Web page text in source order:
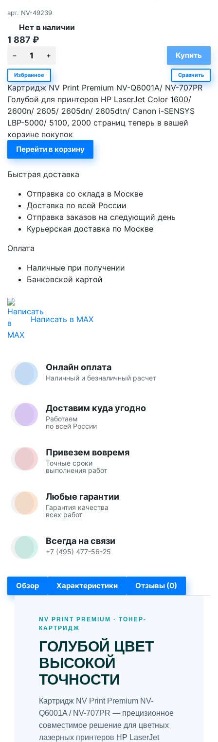
арт. NV-49239
Нет в наличии
1 887 ₽
Избранное Сравнить
Картридж NV Print Premium NV-Q6001A/ NV-707PR
Голубой для принтеров HP LaserJet Color 1600/
2600n/ 2605/ 2605dn/ 2605dtn/ Canon i-SENSYS
LBP-5000/ 5100, 2000 страниц теперь в вашей
корзине покупок
Перейти в корзину
Быстрая доставка
Отправка со склада в Москве
Доставка по всей России
Отправка заказов на следующий день
Курьерская доставка по Москве
Оплата
Наличные при получении
Банковской картой
Написать в MAX
Онлайн оплата
Наличный и безналичный расчет
Доставим куда угодно
Работаем
по всей России
Привезем вовремя
Точные сроки
выполнения работ
Любые гарантии
Гарантия качества
всех работ
Всегда на связи
+7 (495) 477-56-25
Обзор Характеристики Отзывы (0)
NV PRINT PREMIUM · ТОНЕР-
КАРТРИДЖ
ГОЛУБОЙ ЦВЕТ
ВЫСОКОЙ
ТОЧНОСТИ
Картридж NV Print Premium NV-
Q6001A / NV-707PR — прецизионное
совместимое решение для цветных
лазерных принтеров HP LaserJet